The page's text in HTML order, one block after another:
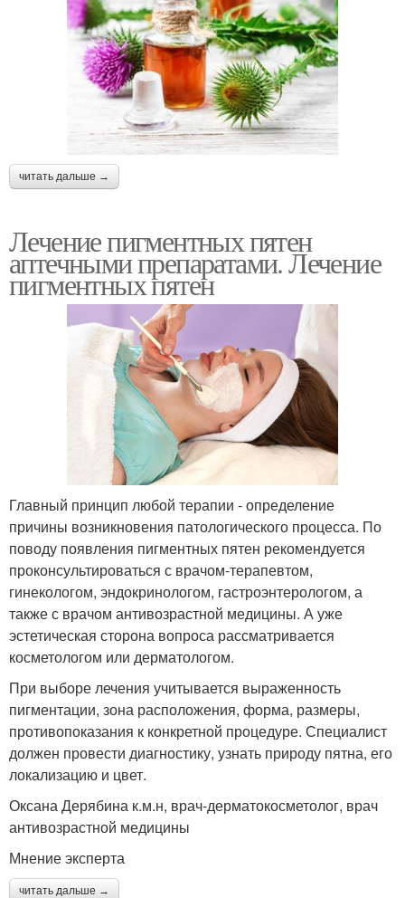
читать дальше →
Лечение пигментных пятен
аптечными препаратами. Лечение
пигментных пятен
Главный принцип любой терапии - определение
причины возникновения патологического процесса. По
поводу появления пигментных пятен рекомендуется
проконсультироваться с врачом-терапевтом,
гинекологом, эндокринологом, гастроэнтерологом, а
также с врачом антивозрастной медицины. А уже
эстетическая сторона вопроса рассматривается
косметологом или дерматологом.
При выборе лечения учитывается выраженность
пигментации, зона расположения, форма, размеры,
противопоказания к конкретной процедуре. Специалист
должен провести диагностику, узнать природу пятна, его
локализацию и цвет.
Оксана Дерябина к.м.н, врач-дерматокосметолог, врач
антивозрастной медицины
Мнение эксперта
читать дальше →